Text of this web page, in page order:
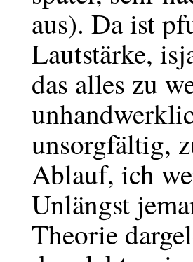
aus). Da ist
Lautstärke,
das alles zu
unsorgfältig,
Ablauf, ich
Unlängst
Theorie